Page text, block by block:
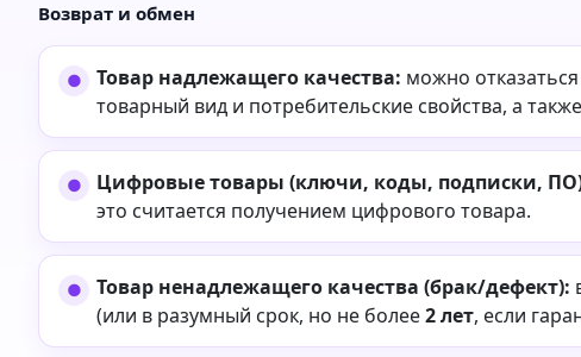
Возврат и обмен
Товар надлежащего качества: можно
товарный вид и потребительские свойства, а
Цифровые товары (ключи, коды, подписки,
это считается получением цифрового товара.
Товар ненадлежащего качества (брак/дефект):
(или в разумный срок, но не более2 лет, если